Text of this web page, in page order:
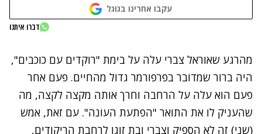
עקבו אחרינו בגוגל
נתקלנו בבעיה
דברו איתנו
מהרגע שאוראל צברי עלה על בימת "רוקדים עם כוכבים",
היה ברור שמדובר בפרפורמר גדול מהחיים. פעם אחר
פעם הוא עלה על הרחבה וחרך אותה מקצה לקצה, מה
שהעניק לו את התואר "הפתעת העונה". עם זאת, אמש
(שני) זה לא הספיק וצברי ובת זוגו לרחבת הריקודים,